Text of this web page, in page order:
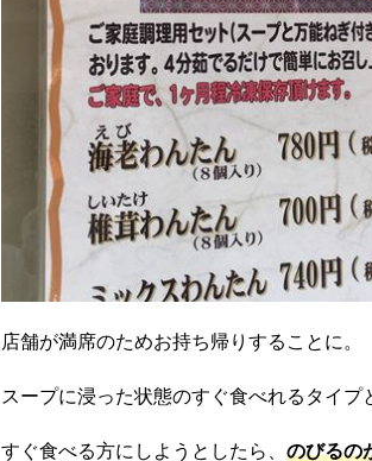
店舗が満席のためお持ち帰りすることに。
スープに浸った状態のすぐ食べれるタイプ
すぐ食べる方にしようとしたら、 のびるの